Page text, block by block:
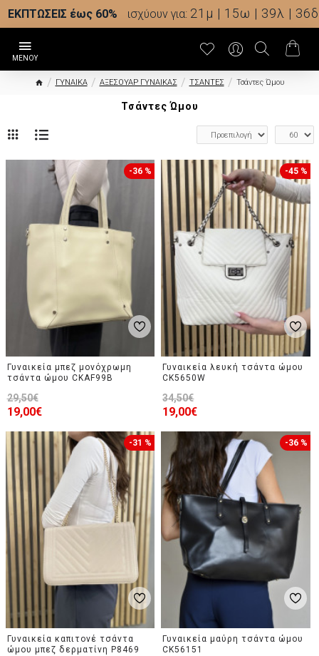
ΕΚΠΤΩΣΕΙΣ έως 60% ισχύουν για: 21μ | 15ω | 39λ | 35δ
ΓΥΝΑΙΚΑ ΑΞΕΣΟΥΑΡ ΓΥΝΑΙΚΑΣ ΤΣΑΝΤΕΣ Τσάντες Ώμου
Τσάντες Ώμου
-36 %
Γυναικεία μπεζ μονόχρωμη
τσάντα ώμου CKAF99B
19,00€
29,50€
-45 %
Γυναικεία λευκή τσάντα ώμου
CK5650W
19,00€
34,50€
-31 %
Γυναικεία καπιτονέ τσάντα
ώμου μπεζ δερματίνη P8469
-36 %
Γυναικεία μαύρη τσάντα ώμου
CK56151